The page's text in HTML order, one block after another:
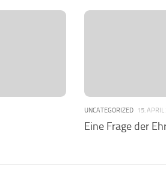
UNCATEGORIZED 15.
Eine Frage der